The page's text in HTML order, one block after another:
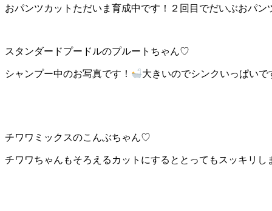
おパンツカットただいま育成中です！２回目でだいぶおパン
スタンダードプードルのプルートちゃん♡
シャンプー中のお写真です！ 大きいのでシンクいっぱいで
チワワミックスのこんぶちゃん♡
チワワちゃんもそろえるカットにするととってもスッキリし